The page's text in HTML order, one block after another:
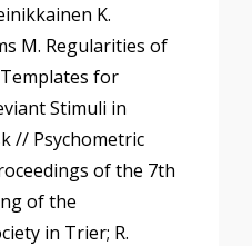
K.
M. Regularities of
for
Stimuli in
// Psychometric
of the 7th
of the
in Trier; R.